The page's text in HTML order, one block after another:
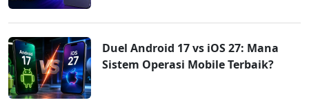
Duel Android 17 vs iOS 27: Mana
Sistem Operasi Mobile Terbaik?